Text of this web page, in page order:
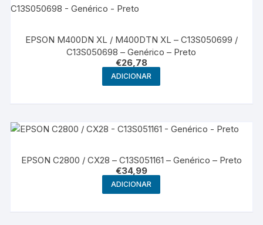
EPSON M400DN XL / M400DTN XL – C13S050699 /
C13S050698 – Genérico – Preto
€26,78
ADICIONAR
EPSON C2800 / CX28 – C13S051161 – Genérico – Preto
€34,99
ADICIONAR